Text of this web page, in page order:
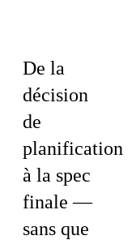
De la
décision
de
planification
à la spec
finale —
sans que